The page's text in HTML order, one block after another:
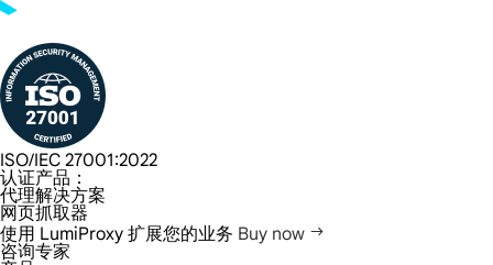
ISO/IEC 27001:2022
认证产品：
代理解决方案
网页抓取器
使用 LumiProxy 扩展您的业务 Buy now
咨询专家